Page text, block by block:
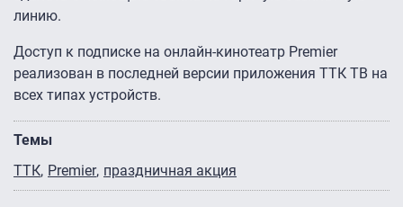
линию.
Доступ к подписке на онлайн-кинотеатр Premier
реализован в последней версии приложения ТТК ТВ на
всех типах устройств.
Темы
ТТК Premier праздничная акция